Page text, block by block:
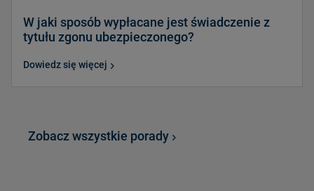
W jaki sposób wypłacane jest świadczenie z
tytułu zgonu ubezpieczonego?
Dowiedz się więcej
Zobacz wszystkie porady